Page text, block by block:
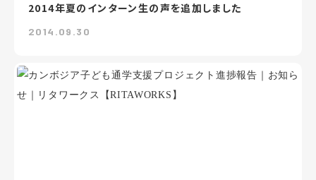
2014年夏のインターン生の声を追加しました
2014.09.30